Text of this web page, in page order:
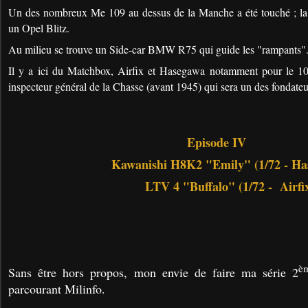
Un des nombreux Me 109 au dessus de la Manche a été touché ;
un Opel Blitz.
Au milieu se trouve un Side-car BMW R75 qui guide les "rampants".
Il y a ici du Matchbox, Airfix et Hasegawa notamment pour le
inspecteur général de la Chasse (avant 1945) qui sera un des
Episode IV
Kawanishi H8K2 "Emily" (1/72 -
LTV 4 "Buffalo" (1/72 -
Sans être hors propos, mon envie de faire ma série 2
parcourant Milinfo.